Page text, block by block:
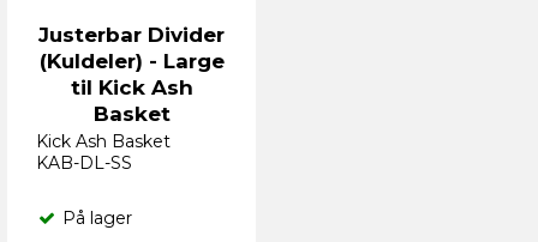
Justerbar Divider
(Kuldeler) - Large
til Kick Ash
Basket
Kick Ash Basket
KAB-DL-SS
På lager